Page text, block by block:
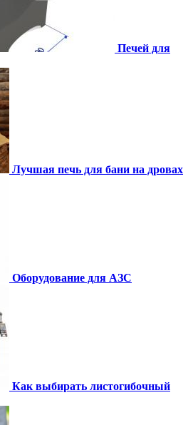
Печей для
Лучшая печь для бани на дровах
Оборудование для АЗС
Как выбирать листогибочный